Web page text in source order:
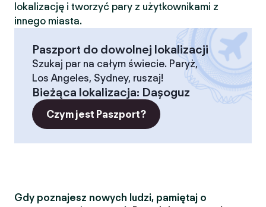
lokalizację i tworzyć pary z użytkownikami z
innego miasta.
Paszport do dowolnej lokalizacji
Szukaj par na całym świecie. Paryż,
Los Angeles, Sydney, ruszaj!
Bieżąca lokalizacja: Daşoguz
Czym jest Paszport?
Gdy poznajesz nowych ludzi, pamiętaj o